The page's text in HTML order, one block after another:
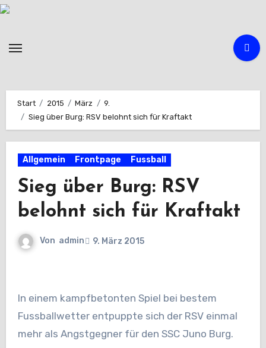
Zum
Start 2015 März
9.
Sieg über Burg: RSV belohnt sich für Kraftakt
Allgemein Frontpage Fussball
Sieg über Burg: RSV
belohnt sich für Kraftakt
Von admin 9. März 2015
In einem kampfbetonten Spiel bei bestem
Fussballwetter entpuppte sich der RSV einmal
mehr als Angstgegner für den SSC Juno Burg.